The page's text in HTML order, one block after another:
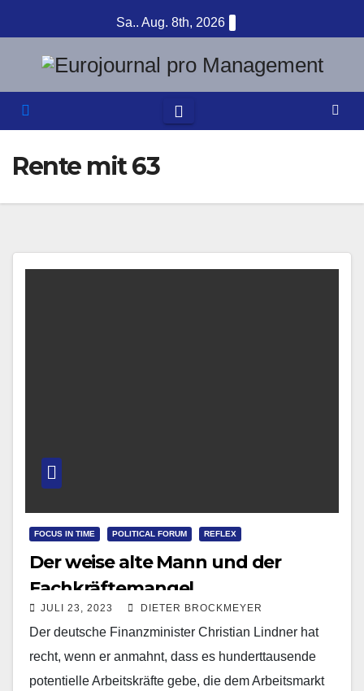
Inhalt
springen
Sa.. Aug. 8th, 2026
Rente mit 63
FOCUS IN TIME POLITICAL FORUM REFLEX
Der weise alte Mann und der
Fachkräftemangel
JULI 23, 2023 DIETER BROCKMEYER
Der deutsche Finanzminister Christian Lindner hat
recht, wenn er anmahnt, dass es hunderttausende
potentielle Arbeitskräfte gebe, die dem Arbeitsmarkt